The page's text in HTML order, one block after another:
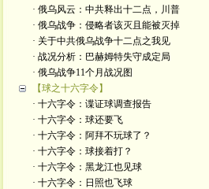
· 俄乌风云：中共释出十二点，川普
· 俄乌战争：侵略者该灭且能被灭掉
· 关于中共俄乌战争十二点之我见
· 战况分析：巴赫姆特失守成定局
· 俄乌战争11个月战况图
【球之十六字令】
· 十六字令：谍证球调查报告
· 十六字令：球还要飞
· 十六字令：阿拜不玩球了？
· 十六字令：球接着打？
· 十六字令：黑龙江也见球
· 十六字令：日照也飞球